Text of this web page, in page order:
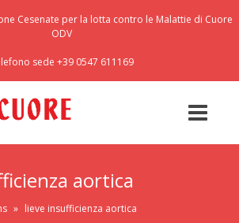
Cesenate per la lotta contro le Malattie di Cuore
ODV
sede +39 0547 611169
aortica
» lieve insufficienza aortica